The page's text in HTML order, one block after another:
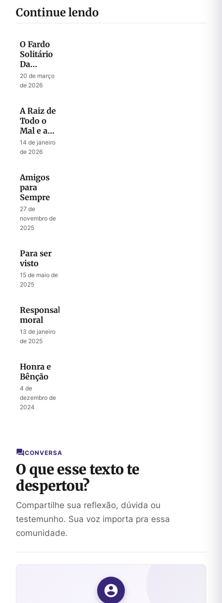
Continue lendo
O Fardo
Solitário
Da
Liderança
20 de março
de 2026
A Raiz de
Todo o
Mal e a
Chave
para Todo
14 de janeiro
de 2026
Amigos
para
Sempre
27 de
novembro de
2025
Para ser
visto
15 de maio de
2025
Responsabilidade
moral
13 de janeiro
de 2025
Honra e
Bênção
4 de
dezembro de
2024
CONVERSA
O que esse texto te
despertou?
Compartilhe sua reflexão, dúvida ou
testemunho. Sua voz importa pra essa
comunidade.